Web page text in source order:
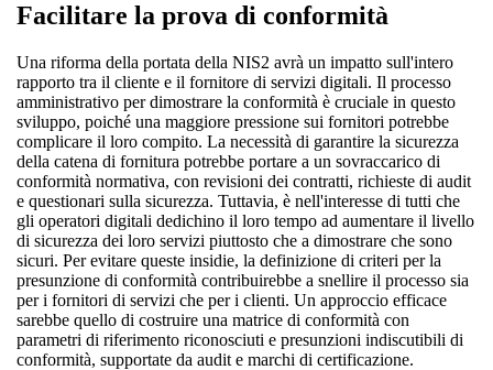
Facilitare la prova di conformità
Una riforma della portata della NIS2 avrà un impatto sull'intero
rapporto tra il cliente e il fornitore di servizi digitali. Il processo
amministrativo per dimostrare la conformità è cruciale in questo
sviluppo, poiché una maggiore pressione sui fornitori potrebbe
complicare il loro compito. La necessità di garantire la sicurezza
della catena di fornitura potrebbe portare a un sovraccarico di
conformità normativa, con revisioni dei contratti, richieste di audit
e questionari sulla sicurezza. Tuttavia, è nell'interesse di tutti che
gli operatori digitali dedichino il loro tempo ad aumentare il livello
di sicurezza dei loro servizi piuttosto che a dimostrare che sono
sicuri. Per evitare queste insidie, la definizione di criteri per la
presunzione di conformità contribuirebbe a snellire il processo sia
per i fornitori di servizi che per i clienti. Un approccio efficace
sarebbe quello di costruire una matrice di conformità con
parametri di riferimento riconosciuti e presunzioni indiscutibili di
conformità, supportate da audit e marchi di certificazione.